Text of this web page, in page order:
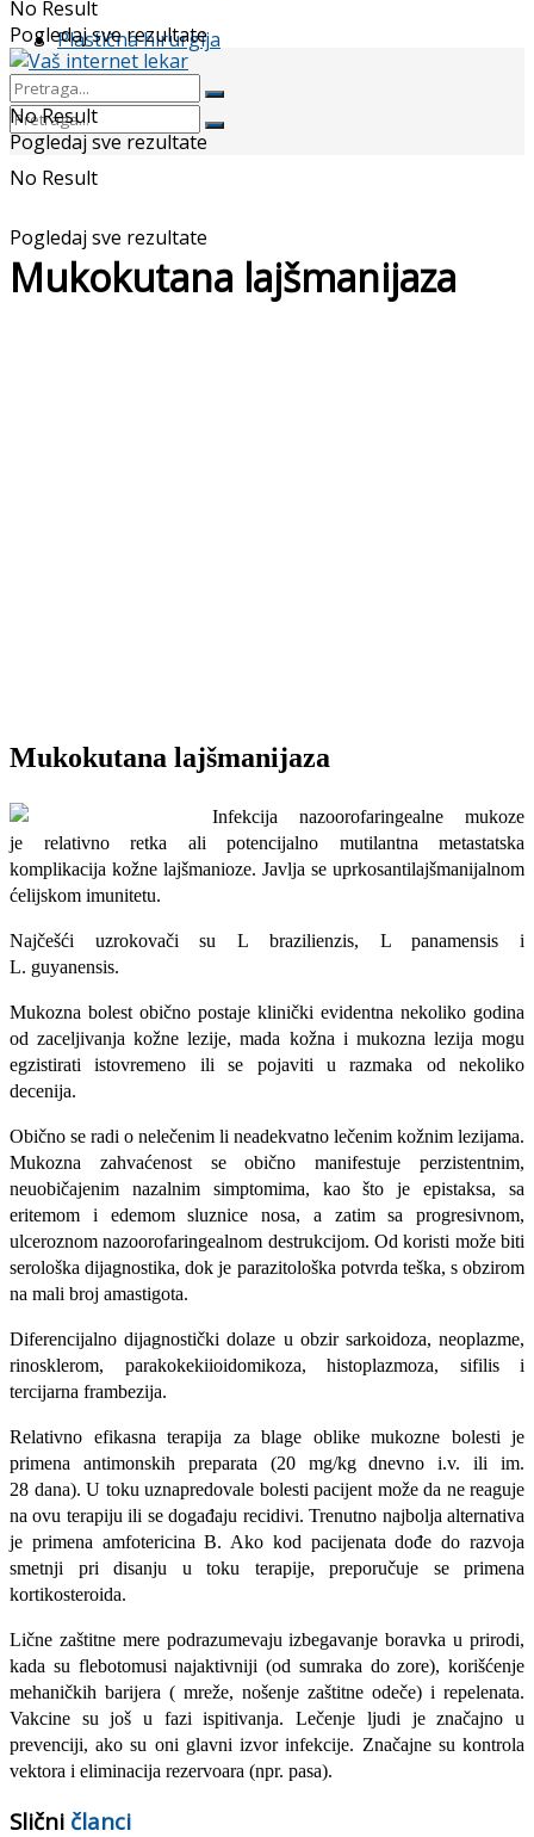
Plastična hirurgija
No Result
Pogledaj sve rezultate
No Result
Pogledaj sve rezultate
No Result
Pogledaj sve rezultate
Mukokutana lajšmanijaza
Mukokutana lajšmanijaza
Infekcija nazoorofaringealne mukoze
je rela­tivno retka ali potencijalno mutilantna metastatska
komplikacija kožne lajšmanioze. Javlja se uprkosantilajšmanijalnom
ćelijskom imunitetu.
Najčešći uzrokovači su L brazilienzis, L panamensis i
L. guyanensis.
Mukozna bolest obično postaje klinički evidentna nekoliko godina
od zaceljivanja kožne lezije, mada kožna i mukozna lezija mogu
egzistirati istovremeno ili se pojaviti u razmaka od nekoliko
decenija.
Obično se radi o nelečenim li neadekvatno lečenim kožnim lezijama.
Mukozna zahvaćenost se obično manifestuje perzistentnim,
neuobičajenim nazalnim simptomima, kao što je epistaksa, sa
eritemom i edemom sluznice nosa, a zatim sa progresivnom,
ulceroznom nazoorofaringealnom destrukcijom. Od koristi može biti
serološka dijagnostika, dok je parazitološka potvr­da teška, s obzirom
na mali broj amastigota.
Diferencijalno dijagnostički dolaze u obzir sarkoidoza, neoplazme,
rinosklerom, parakokekiioidomikoza, histoplazmoza, sifilis i
tercijarna frambezija.
Relativno efikasna terapija za blage oblike mukozne bolesti je
primena antimonskih preparata (20 mg/kg dnevno i.v. ili im.
28 dana). U toku uznapredovale bolesti pacijent može da ne reaguje
na ovu terapiju ili se događaju recidivi. Trenutno najbolja alternativa
je primena amfotericina B. Ako kod pacijenata dođe do razvoja
smetnji pri disanju u toku terapije, preporučuje se primena
kortikosteroida.
Lične zaštitne mere podrazumevaju izbegavanje boravka u prirodi,
kada su flebotomusi najaktivniji (od sumraka do zore), korišćenje
mehaničkih barijera ( mreže, nošenje zaštitne odeče) i repelenata.
Vakcine su još u fazi ispitivanja. Lečenje ljudi je značajno u
prevenciji, ako su oni glavni izvor infekcije. Značajne su kon­trola
vektora i eliminacija rezervoara (npr. pasa).
Slični članci